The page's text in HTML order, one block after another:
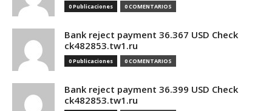
0 Publicaciones 0 COMENTARIOS
Bank reject payment 36.367 USD Check
ck482853.tw1.ru
0 Publicaciones 0 COMENTARIOS
Bank reject payment 36.399 USD Check
ck482853.tw1.ru